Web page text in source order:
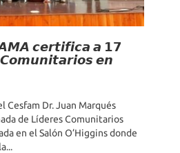
𝙘𝙚𝙧𝙩𝙞𝙛𝙞𝙘𝙖 𝙖 𝟭𝟳
𝙚𝙣
Cesfam Dr. Juan Marqués
de Líderes Comunitarios
en el Salón O’Higgins donde